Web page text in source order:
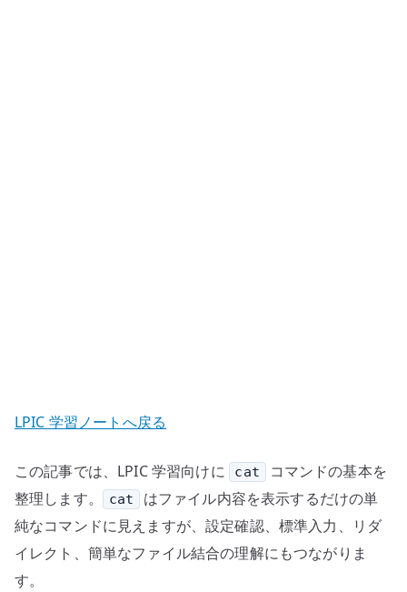
LPIC 学習ノートへ戻る
この記事では、LPIC 学習向けに cat
コマンドの基本を
整理します。
cat
はファイル内容を表示するだけの単
純なコマンドに見えますが、設定確認、標準入力、リダ
イレクト、簡単なファイル結合の理解にもつながりま
す。